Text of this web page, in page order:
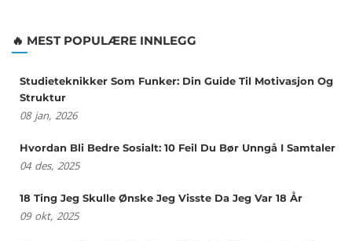
🔥 MEST POPULÆRE INNLEGG
Studieteknikker Som Funker: Din Guide Til Motivasjon Og
Struktur
08 jan, 2026
Hvordan Bli Bedre Sosialt: 10 Feil Du Bør Unngå I Samtaler
04 des, 2025
18 Ting Jeg Skulle Ønske Jeg Visste Da Jeg Var 18 År
09 okt, 2025